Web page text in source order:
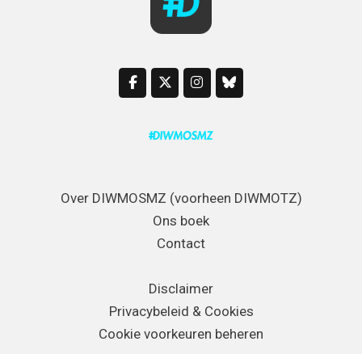
Over DIWMOSMZ (voorheen DIWMOTZ)
Ons boek
Contact
Disclaimer
Privacybeleid & Cookies
Cookie voorkeuren beheren